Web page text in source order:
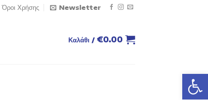
Όροι Χρήσης Newsletter
Καλάθι / €0.00